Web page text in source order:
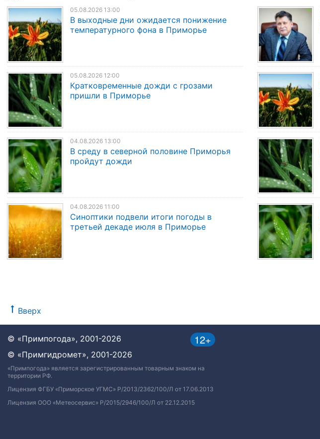
05.08.2026 13:00
В выходные дни ожидается понижение
температурного фона в Приморье
05.08.2026 12:00
Кратковременные дожди с грозами
пришли в Приморье
04.08.2026 13:00
В среду в северной половине Приморья
пройдут дожди
04.08.2026 11:00
Синоптики подвели итоги погоды в
третьей декаде июля в Приморье
Вверх
12+
© «Примпогода», 2001-2026
© «Примгидромет», 2001-2026
«Примпогода» является зарегистрированным товарным знаком на
территории РФ.
Лицензия ФГБУ «Приморское УГМС» Р/2013/2362/100/Л от 17.06.2013
Лицензия ООО «Метеосервис» Р/2015/2946/100/Л от 22.12.2015